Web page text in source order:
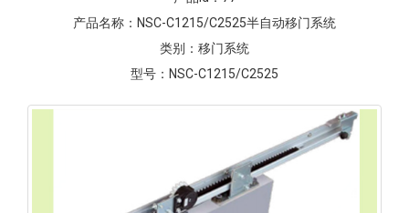
产品名称： NSC-C1215/C2525半自动移门系统
类别： 移门系统
型号： NSC-C1215/C2525